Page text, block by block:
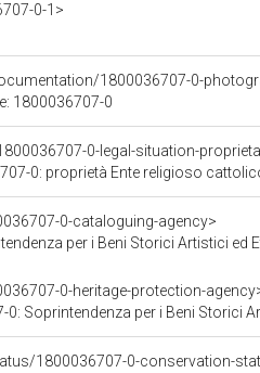
0-1>
1800036707-0-
1800036707-0
0-legal-situation-
0: proprietà Ente religioso
0-cataloguing-agency>
per i Beni Storici Artistici ed
0-heritage-protection-
0: Soprintendenza per i Beni Storici
1800036707-0-conservation-